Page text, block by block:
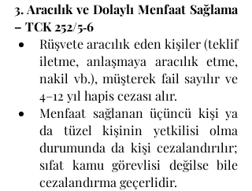
3. Aracılık ve Dolaylı Menfaat Sağlama
– TCK 252/5‑6
Rüşvete aracılık eden kişiler (teklif
iletme, anlaşmaya aracılık etme,
nakil vb.), müşterek fail sayılır ve
4–12 yıl hapis cezası alır.
Menfaat sağlanan üçüncü kişi ya
da tüzel kişinin yetkilisi olma
durumunda da kişi cezalandırılır;
sıfat kamu görevlisi değilse bile
cezalandırma geçerlidir.